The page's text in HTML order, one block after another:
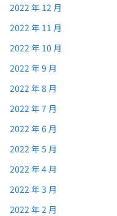
2022 年 12 月
2022 年 11 月
2022 年 10 月
2022 年 9 月
2022 年 8 月
2022 年 7 月
2022 年 6 月
2022 年 5 月
2022 年 4 月
2022 年 3 月
2022 年 2 月